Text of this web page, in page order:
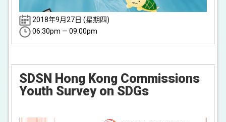
2018年9月27日 (星期四)
06:30pm — 09:00pm
SDSN Hong Kong Commissions
Youth Survey on SDGs